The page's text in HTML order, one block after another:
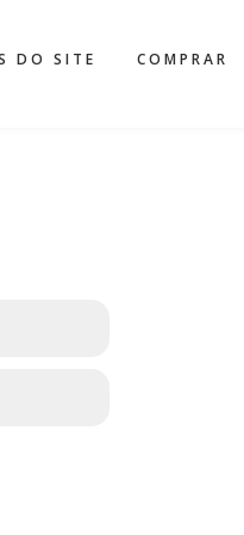
DO SITE COMPRAR